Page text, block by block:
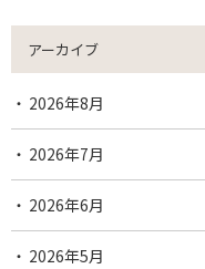
アーカイブ
2026年8月
2026年7月
2026年6月
2026年5月